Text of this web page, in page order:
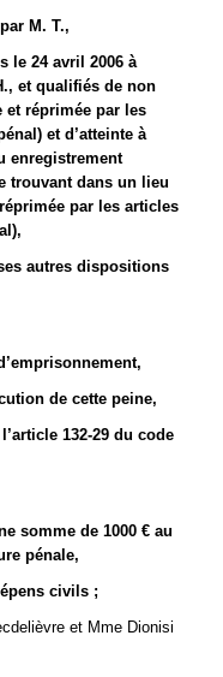
M. T.,
le 24 avril 2006 à
et qualifiés de non
et réprimée par les
et d’atteinte à
enregistrement
trouvant dans un lieu
par les articles
autres dispositions
de cette peine,
132-29 du code
somme de 1000 € au
pénale,
civils ;
et Mme Dionisi